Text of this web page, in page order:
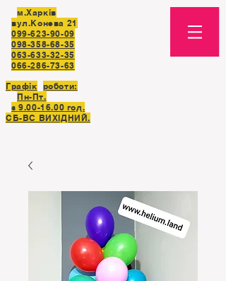
м.Харків
вул.Конева 21
099-623-90-09
098-358-68-35
063-633-32-35
066-286-73-63
Графік роботи:
Пн-Пт.
з9.00-16.00 год.
СБ-ВC ВИХІДНИЙ.